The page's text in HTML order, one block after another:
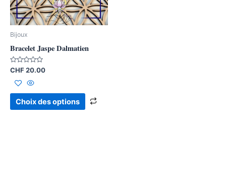
Bijoux
Bracelet Jaspe Dalmatien
Note
0
sur
CHF20.00
Choix des options
options
peuvent